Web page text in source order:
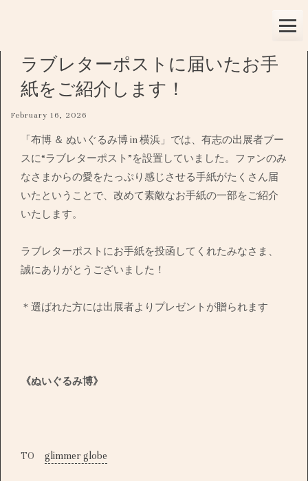
ラブレターポストに届いたお手
紙をご紹介します！
February 16, 2026
「布博 ＆ ぬいぐるみ博 in 横浜」では、有志の出展者ブー
スに“ラブレターポスト”を設置していました。ファンのみ
なさまからの愛をたっぷり感じさせる手紙がたくさん届
いたということで、改めて素敵なお手紙の一部をご紹介
いたします。
ラブレターポストにお手紙を投函してくれたみなさま、
誠にありがとうございました！
＊選ばれた方には出展者よりプレゼントが贈られます
《ぬいぐるみ博》
TO glimmer globe